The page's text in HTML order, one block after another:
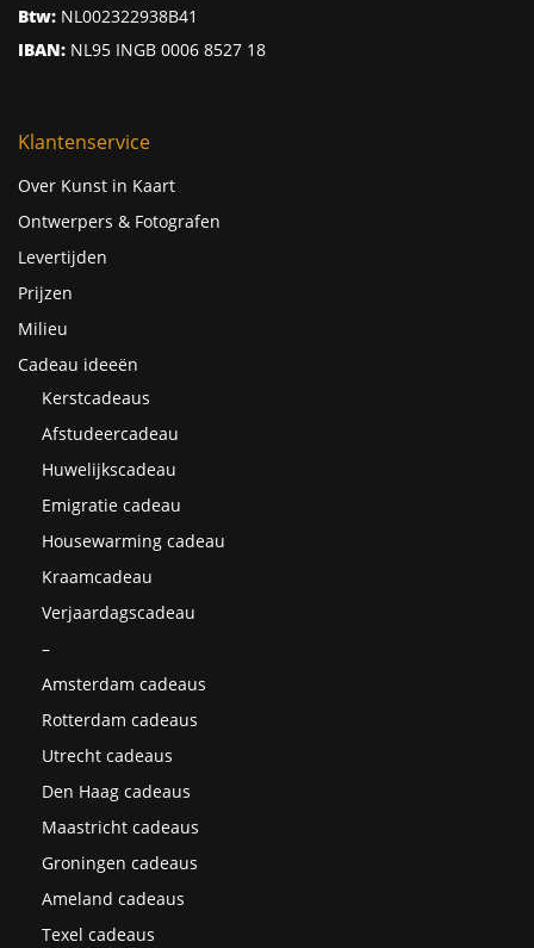
Btw: NL002322938B41
IBAN: NL95 INGB 0006 8527 18
Klantenservice
Over Kunst in Kaart
Ontwerpers & Fotografen
Levertijden
Prijzen
Milieu
Cadeau ideeën
Kerstcadeaus
Afstudeercadeau
Huwelijkscadeau
Emigratie cadeau
Housewarming cadeau
Kraamcadeau
Verjaardagscadeau
–
Amsterdam cadeaus
Rotterdam cadeaus
Utrecht cadeaus
Den Haag cadeaus
Maastricht cadeaus
Groningen cadeaus
Ameland cadeaus
Texel cadeaus